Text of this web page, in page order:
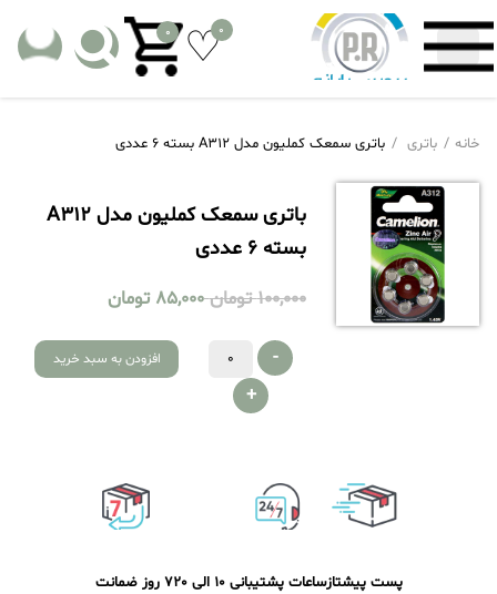
0
0
خانه باتری باتری سمعک کملیون مدل A312 بسته 6 عددی
باتری سمعک کملیون مدل A312
بسته 6 عددی
100,000 تومان 85,000 تومان
-
+
افزودن به سبد خرید
پست پیشتازساعات پشتیبانی 10 الی 20 7 روز ضمانت